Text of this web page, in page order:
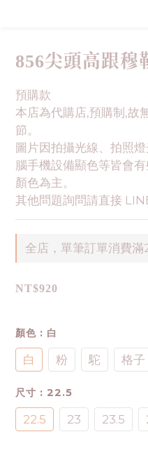
856尖頭高跟穆
預購款
本店為代購店,預購制,故
節。
圖片因拍攝光線、拍照
腦手機設備顯色等皆會
顏色為主。
其他問題詢問請直接
全店，單筆訂單消費
NT$920
顏色 : 白
白 粉 駝 格子
尺寸 : 22.5
22.5 23 23.5